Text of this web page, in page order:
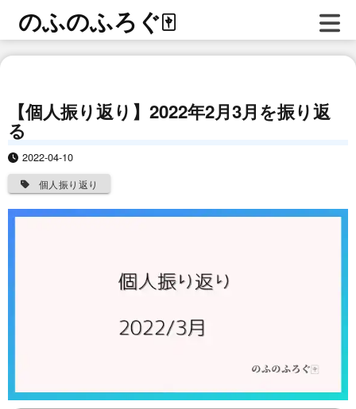
のふのふろぐ🀄
【個人振り返り】2022年2月3月を振り返
る
2022-04-10
個人振り返り